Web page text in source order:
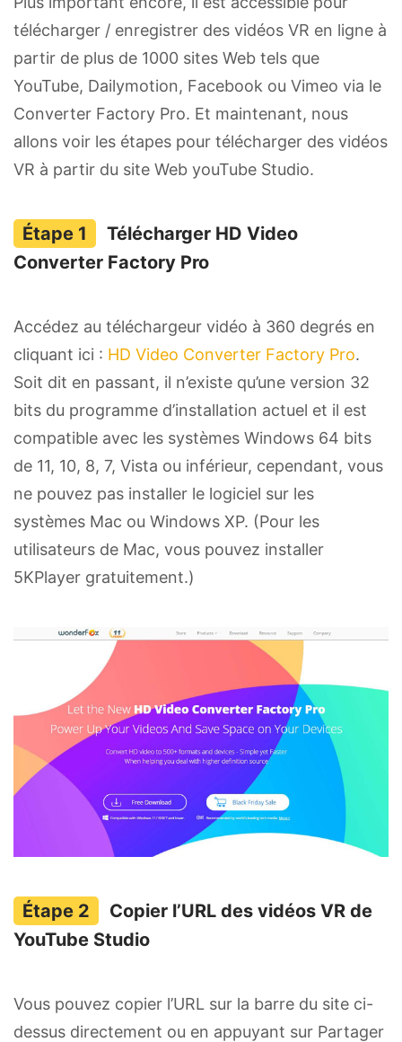
télécharger / enregistrer des vidéos VR en ligne à
partir de plus de 1000 sites Web tels que
YouTube, Dailymotion, Facebook ou Vimeo via le
Converter Factory Pro. Et maintenant, nous
allons voir les étapes pour télécharger des vidéos
VR à partir du site Web youTube Studio.
Télécharger HD Video
Converter Factory Pro
Accédez au téléchargeur vidéo à 360 degrés en
cliquant ici : HD Video Converter Factory Pro.
Soit dit en passant, il n’existe qu’une version 32
bits du programme d’installation actuel et il est
compatible avec les systèmes Windows 64 bits
de 11, 10, 8, 7, Vista ou inférieur, cependant, vous
ne pouvez pas installer le logiciel sur les
systèmes Mac ou Windows XP. (Pour les
utilisateurs de Mac, vous pouvez installer
5KPlayer gratuitement.)
Copier l’URL des vidéos VR de
YouTube Studio
Vous pouvez copier l’URL sur la barre du site ci-
dessus directement ou en appuyant sur Partager